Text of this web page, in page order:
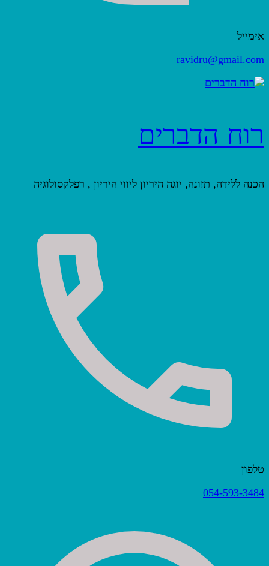
אימייל
ravidru@gmail.com
רוח הדברים
הכנה ללידה, תזונה, יוגה היריון ליווי היריון , רפלקסולוגיה
טלפון
054-593-3484